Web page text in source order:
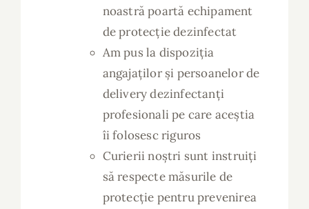
noastră poartă echipament
de protecție dezinfectat
Am pus la dispoziția
angajaților și persoanelor de
delivery dezinfectanți
profesionali pe care aceștia
îi folosesc riguros
Curierii noștri sunt instruiți
să respecte măsurile de
protecție pentru prevenirea